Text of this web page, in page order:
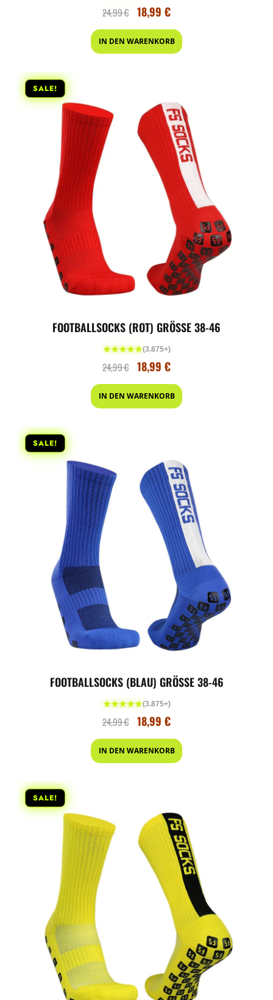
24,99€ 18,99 €
IN DEN WARENKORB
SALE!
FOOTBALLSOCKS (ROT) GRÖSSE 38-46
★★★★★(3.875+)
24,99€ 18,99 €
IN DEN WARENKORB
SALE!
FOOTBALLSOCKS (BLAU) GRÖSSE 38-46
★★★★★(3.875+)
24,99€ 18,99 €
IN DEN WARENKORB
SALE!